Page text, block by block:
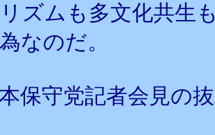
ズムも多文化共生
なのだ。
保守党記者会見の